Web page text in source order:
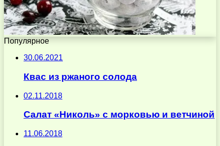
Популярное
30.06.2021
Квас из ржаного солода
02.11.2018
Салат «Николь» с морковью и ветчиной
11.06.2018